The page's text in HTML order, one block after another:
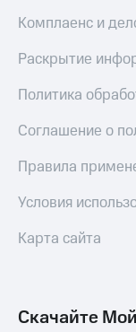
Комплаенс и
Раскрытие
Политика
Соглашение о
Правила
Условия
Карта сайта
Скачайте